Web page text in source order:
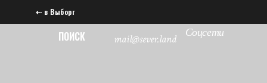
⇠ в Выборг
ПОИСК mail@sever.land Соцсети